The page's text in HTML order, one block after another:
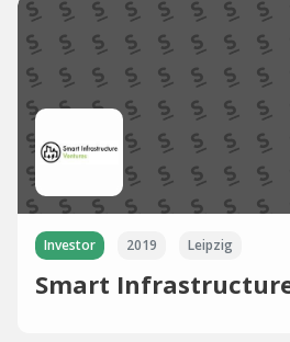
Investor 2019 Leipzig
Smart